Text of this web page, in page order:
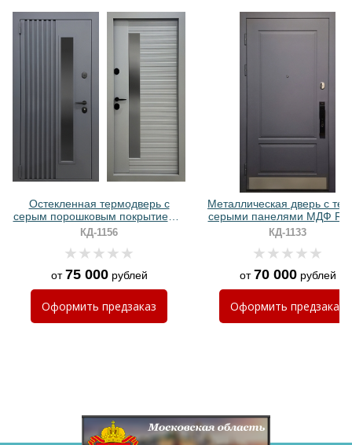
Хочу такую
Хочу такую
Хочу такую
Остекленная термодверь с
серым порошковым покрытием и
реечным дизайном
КД-1156
от75 000рублей
Оформить предзаказ
Металлическая дверь с
серыми панелями МДФ
отбойником и
замком
КД-1133
от70 000рублей
Оформить предзаказ